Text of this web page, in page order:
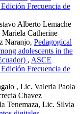
Frecuencia de
Alberto Lemache
Catherine
Naranjo, Pedagogical
adolescents in the
, ASCE
Frecuencia de
, Lic. Valeria Paola
Chavez
Tenemaza, Lic. Silvia